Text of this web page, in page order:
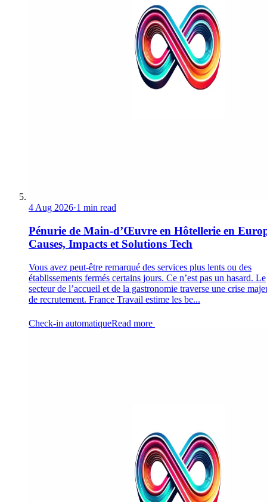
4 Aug 2026·1 min read
Pénurie de Main-d’Œuvre en Hôtellerie en
Causes, Impacts et Solutions Tech
Vous avez peut-être remarqué des services plus lents ou des
établissements fermés certains jours. Ce n’est pas un hasard. Le
secteur de l’accueil et de la gastronomie traverse une crise
de recrutement. France Travail estime les be...
Check-in automatiqueRead more